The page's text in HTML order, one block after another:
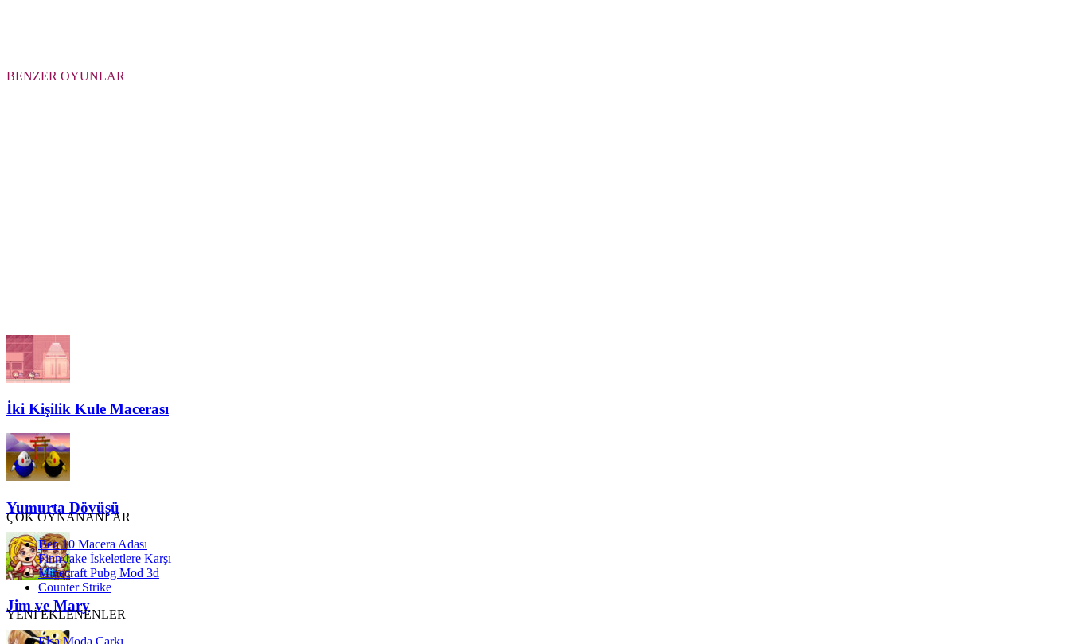
BENZER OYUNLAR
İki Kişilik Kule Macerası
Yumurta Dövüşü
Jim ve Mary
ÇOK OYNANANLAR
Ben 10 Macera Adası
Finn Jake İskeletlere Karşı
Minecraft Pubg Mod 3d
Counter Strike
YENİ EKLENENLER
Elsa Moda Çarkı